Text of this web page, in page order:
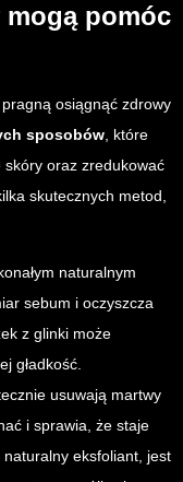
pomóc
osiągnąć zdrowy
sposobów , które
oraz zredukować
skutecznych metod,
naturalnym
sebum i oczyszcza
z glinki może
gładkość.
usuwają martwy
i sprawia, że staje
naturalny eksfoliant, jest